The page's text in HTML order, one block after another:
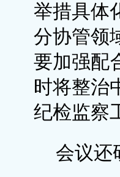
举措具体
分协管领
要加强配
时将整治
纪检监察
会议还